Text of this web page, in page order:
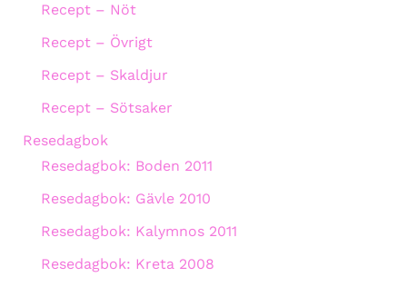
Recept – Nöt
Recept – Övrigt
Recept – Skaldjur
Recept – Sötsaker
Resedagbok
Resedagbok: Boden 2011
Resedagbok: Gävle 2010
Resedagbok: Kalymnos 2011
Resedagbok: Kreta 2008